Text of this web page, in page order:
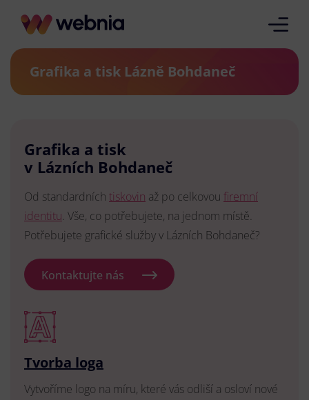
Grafika a tisk Lázně Bohdaneč
Grafika a tisk
v Lázních Bohdaneč
Od standardních tiskovin až po celkovou firemní
identitu. Vše, co potřebujete, na jednom místě.
Potřebujete grafické služby v Lázních Bohdaneč?
Kontaktujte nás
Tvorba loga
Vytvoříme logo na míru, které vás odliší a osloví nové